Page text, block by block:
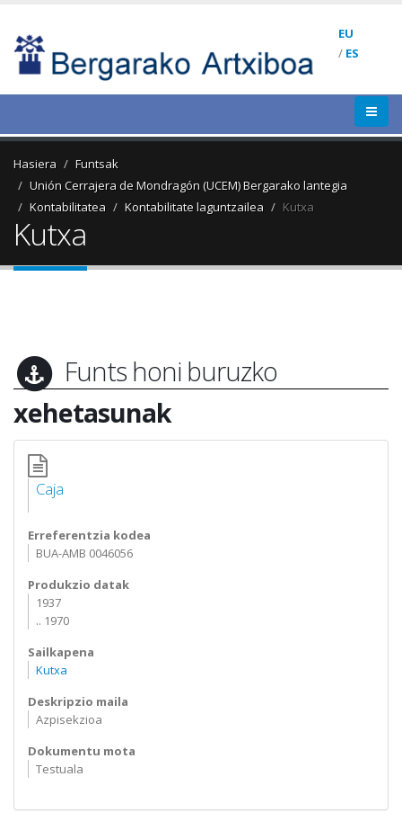
EU
/ ES
Hasiera
Funtsak
Unión Cerrajera de Mondragón (UCEM) Bergarako lantegia
Kontabilitatea
Kontabilitate laguntzailea Kutxa
Kutxa
Funts honi buruzko
xehetasunak
Caja
Erreferentzia kodea
BUA-AMB 0046056
Produkzio datak
1937
.. 1970
Sailkapena
Kutxa
Deskripzio maila
Azpisekzioa
Dokumentu mota
Testuala